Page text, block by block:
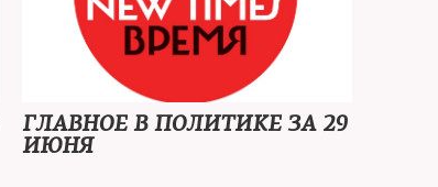
ГЛАВНОЕ В ПОЛИТИКЕ ЗА 29
ИЮНЯ